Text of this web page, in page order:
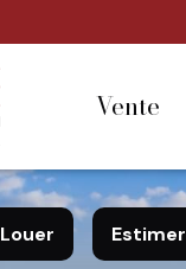
vente
Louer Estimer